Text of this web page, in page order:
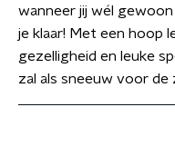
wanneer jij wél
je klaar! Met een hoop
gezelligheid en leuke
zal als sneeuw voor de